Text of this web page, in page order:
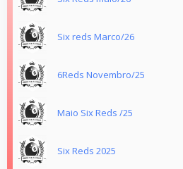
Six reds Marco/26
6Reds Novembro/25
Maio Six Reds /25
Six Reds 2025